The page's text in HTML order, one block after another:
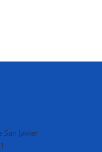
Javier